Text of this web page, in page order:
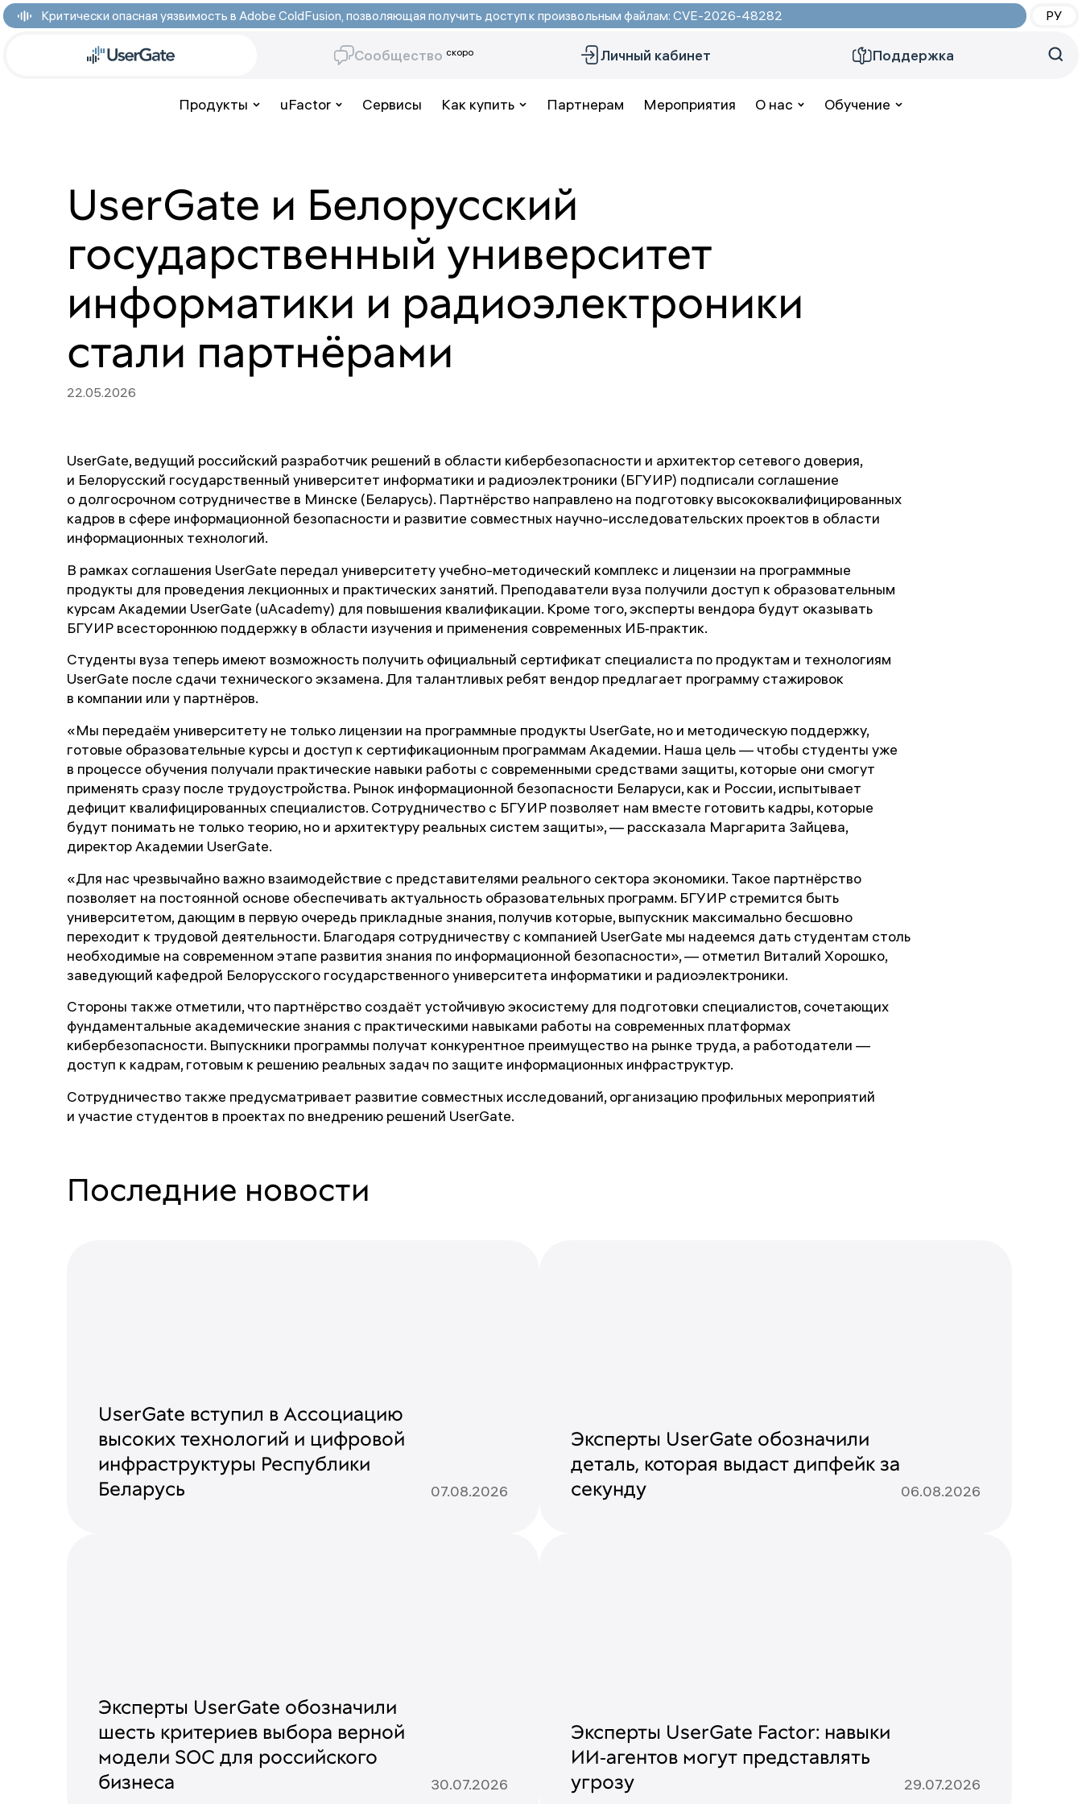
Критически опасная уязвимость в Adobe ColdFusion, позволяющая получить доступ к произвольным файлам: CVE-2026-48282 РУ
Сообщество скоро Личный кабинет Поддержка
Продукты uFactor Сервисы Как купить Партнерам Мероприятия О нас Обучение
UserGate и Белорусский
государственный университет
информатики и радиоэлектроники
стали партнёрами
22.05.2026
UserGate, ведущий российский разработчик решений в области кибербезопасности и архитектор сетевого доверия,
и Белорусский государственный университет информатики и радиоэлектроники (БГУИР) подписали соглашение
о долгосрочном сотрудничестве в Минске (Беларусь). Партнёрство направлено на подготовку высококвалифицированных
кадров в сфере информационной безопасности и развитие совместных научно-исследовательских проектов в области
информационных технологий.
В рамках соглашения UserGate передал университету учебно-методический комплекс и лицензии на программные
продукты для проведения лекционных и практических занятий. Преподаватели вуза получили доступ к образовательным
курсам Академии UserGate (uAcademy) для повышения квалификации. Кроме того, эксперты вендора будут оказывать
БГУИР всестороннюю поддержку в области изучения и применения современных ИБ‑практик.
Студенты вуза теперь имеют возможность получить официальный сертификат специалиста по продуктам и технологиям
UserGate после сдачи технического экзамена. Для талантливых ребят вендор предлагает программу стажировок
в компании или у партнёров.
«Мы передаём университету не только лицензии на программные продукты UserGate, но и методическую поддержку,
готовые образовательные курсы и доступ к сертификационным программам Академии. Наша цель — чтобы студенты уже
в процессе обучения получали практические навыки работы с современными средствами защиты, которые они смогут
применять сразу после трудоустройства. Рынок информационной безопасности Беларуси, как и России, испытывает
дефицит квалифицированных специалистов. Сотрудничество с БГУИР позволяет нам вместе готовить кадры, которые
будут понимать не только теорию, но и архитектуру реальных систем защиты», — рассказала Маргарита Зайцева,
директор Академии UserGate.
«Для нас чрезвычайно важно взаимодействие с представителями реального сектора экономики. Такое партнёрство
позволяет на постоянной основе обеспечивать актуальность образовательных программ. БГУИР стремится быть
университетом, дающим в первую очередь прикладные знания, получив которые, выпускник максимально бесшовно
переходит к трудовой деятельности. Благодаря сотрудничеству с компанией UserGate мы надеемся дать студентам столь
необходимые на современном этапе развития знания по информационной безопасности», — отметил Виталий Хорошко,
заведующий кафедрой Белорусского государственного университета информатики и радиоэлектроники.
Стороны также отметили, что партнёрство создаёт устойчивую экосистему для подготовки специалистов, сочетающих
фундаментальные академические знания с практическими навыками работы на современных платформах
кибербезопасности. Выпускники программы получат конкурентное преимущество на рынке труда, а работодатели —
доступ к кадрам, готовым к решению реальных задач по защите информационных инфраструктур.
Сотрудничество также предусматривает развитие совместных исследований, организацию профильных мероприятий
и участие студентов в проектах по внедрению решений UserGate.
Последние новости
UserGate вступил в Ассоциацию
высоких технологий и цифровой
инфраструктуры Республики
Беларусь
07.08.2026
Эксперты UserGate обозначили
деталь, которая выдаст дипфейк за
секунду
06.08.2026
Эксперты UserGate обозначили
шесть критериев выбора верной
модели SOC для российского
бизнеса
30.07.2026
Эксперты UserGate Factor: навыки
ИИ‑агентов могут представлять
угрозу
29.07.2026